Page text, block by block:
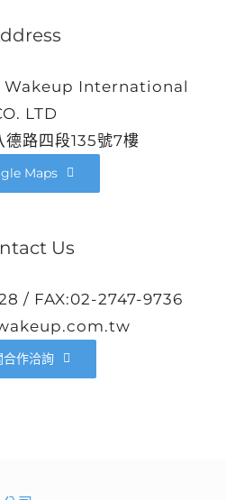
| Wakeup International
LTD
德路四段135號7樓
Maps
Us
/ FAX:02-2747-9736
合作洽詢